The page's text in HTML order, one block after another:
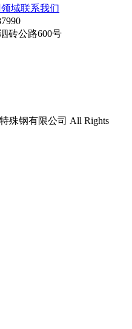
域联系我们
砖公路600号
殊钢有限公司 All Rights